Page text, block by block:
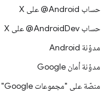
حساب ‎@Android على X
حساب ‎@AndroidDev على X
مدوّنة Android
مدوّنة أمان Google
منصّة على "مجموعات Google"